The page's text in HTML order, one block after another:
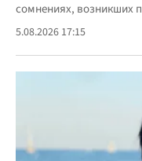
сомнениях, возникших
5.08.2026 17:15